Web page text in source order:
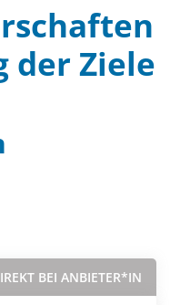
der Ziele
BEI ANBIETER*IN